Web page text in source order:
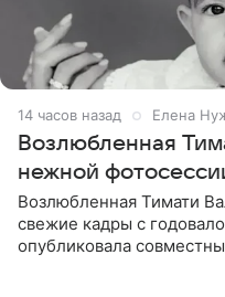
14 часов назад Елена
Возлюбленная
нежной
Возлюбленная Тимати
свежие кадры с
опубликовала